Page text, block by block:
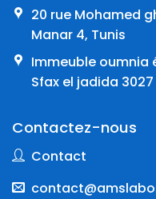
20 rue Mohamed
Manar 4, Tunis
Immeuble oumnia
Sfax el jadida
Contactez-nous
Contact